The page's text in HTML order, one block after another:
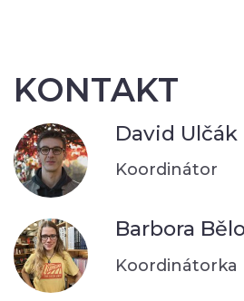
KONTAKT
David Ulčák
Koordinátor
Barbora
Koordinátorka